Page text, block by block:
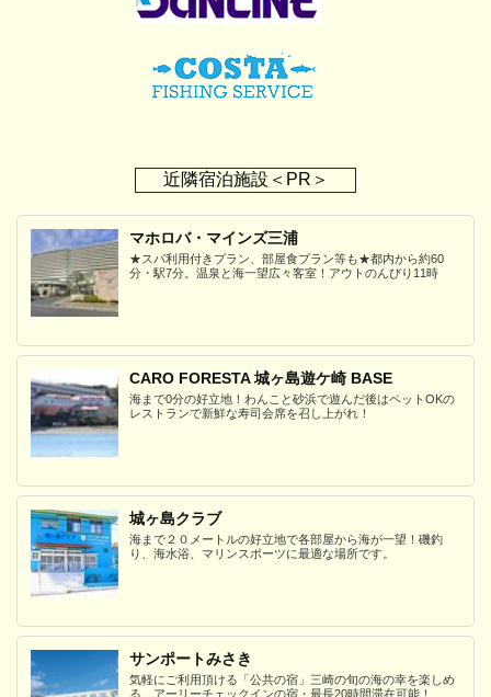
近隣宿泊施設＜PR＞
マホロバ・マインズ三浦
★スパ利用付きプラン、部屋食プラン等も★都内から約60
分・駅7分。温泉と海一望広々客室！アウトのんびり11時
CARO FORESTA 城ヶ島遊ケ崎 BASE
海まで0分の好立地！わんこと砂浜で遊んだ後はペットOKの
レストランで新鮮な寿司会席を召し上がれ！
城ヶ島クラブ
海まで２０メートルの好立地で各部屋から海が一望！磯釣
り、海水浴、マリンスポーツに最適な場所です。
サンポートみさき
気軽にご利用頂ける「公共の宿」三崎の旬の海の幸を楽しめ
る。アーリーチェックインの宿・最長20時間滞在可能！